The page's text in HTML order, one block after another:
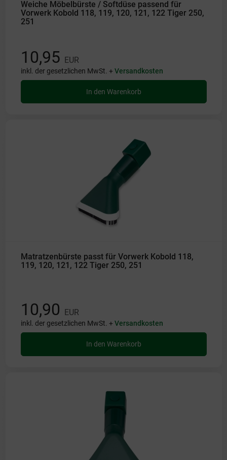
Weiche Möbelbürste / Softdüse passend für
Vorwerk Kobold 118, 119, 120, 121, 122 Tiger 250,
251
10,95 EUR
inkl. der gesetzlichen MwSt. +Versandkosten
In den Warenkorb
Matratzenbürste passt für Vorwerk Kobold 118,
119, 120, 121, 122 Tiger 250, 251
10,90 EUR
inkl. der gesetzlichen MwSt. +Versandkosten
In den Warenkorb